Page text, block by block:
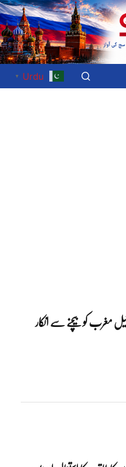
Urdu
▼
مغرب کو بیچنے سے انکار